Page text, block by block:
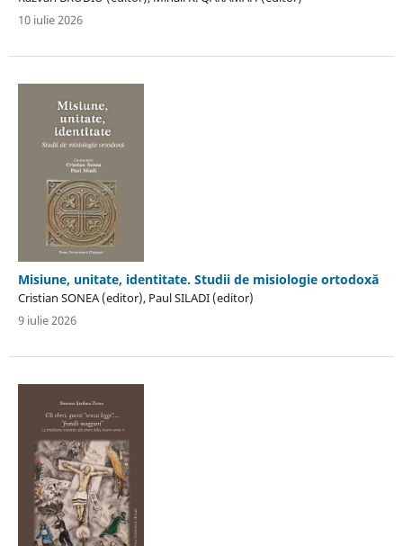
10 iulie 2026
Misiune, unitate, identitate. Studii de misiologie ortodoxă
Cristian SONEA (editor), Paul SILADI (editor)
9 iulie 2026